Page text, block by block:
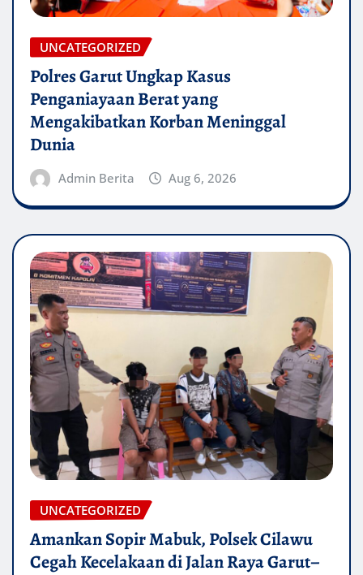
UNCATEGORIZED
Polres Garut Ungkap Kasus
Penganiayaan Berat yang
Mengakibatkan Korban Meninggal
Dunia
Admin Berita Aug 6, 2026
UNCATEGORIZED
Amankan Sopir Mabuk, Polsek Cilawu
Cegah Kecelakaan di Jalan Raya Garut–